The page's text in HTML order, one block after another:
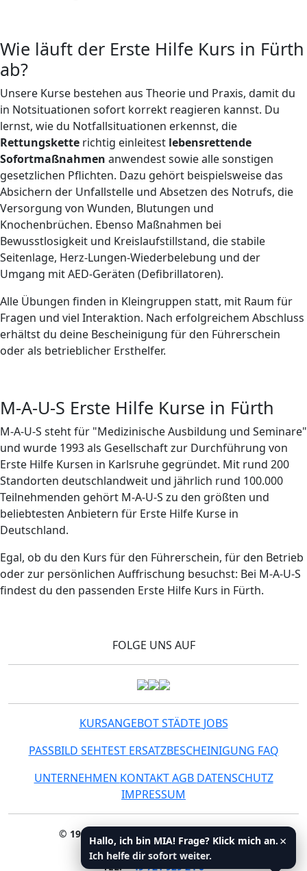
Wie läuft der Erste Hilfe Kurs in Fürth
ab?
Unsere Kurse bestehen aus Theorie und Praxis, damit du
in Notsituationen sofort korrekt reagieren kannst. Du
lernst, wie du Notfallsituationen erkennst, die
Rettungskette richtig einleitest lebensrettende
Sofortmaßnahmen anwendest sowie alle sonstigen
gesetzlichen Pflichten. Dazu gehört beispielsweise das
Absichern der Unfallstelle und Absetzen des Notrufs, die
Versorgung von Wunden, Blutungen und
Knochenbrüchen. Ebenso Maßnahmen bei
Bewusstlosigkeit und Kreislaufstillstand, die stabile
Seitenlage, Herz-Lungen-Wiederbelebung und der
Umgang mit AED-Geräten (Defibrillatoren).
Alle Übungen finden in Kleingruppen statt, mit Raum für
Fragen und viel Interaktion. Nach erfolgreichem Abschluss
erhältst du deine Bescheinigung für den Führerschein
oder als betrieblicher Ersthelfer.
M-A-U-S Erste Hilfe Kurse in Fürth
M-A-U-S steht für "Medizinische Ausbildung und Seminare"
und wurde 1993 als Gesellschaft zur Durchführung von
Erste Hilfe Kursen in Karlsruhe gegründet. Mit rund 200
Standorten deutschlandweit und jährlich rund 100.000
Teilnehmenden gehört M-A-U-S zu den größten und
beliebtesten Anbietern für Erste Hilfe Kurse in
Deutschland.
Egal, ob du den Kurs für den Führerschein, für den Betrieb
oder zur persönlichen Auffrischung besuchst: Bei M-A-U-S
findest du den passenden Erste Hilfe Kurs in Fürth.
FOLGE UNS AUF
KURSANGEBOTSTÄDTE JOBS
PASSBILD SEHTEST ERSATZBESCHEINIGUNG FAQ
UNTERNEHMEN KONTAKTAGB DATENSCHUTZ
IMPRESSUM
© 1993 - 2024
E-MAIL :INFO@ERSTEHILFE.DE
TEL:+ 49 721 929 24 0
Hallo, ich bin MIA! Frage? Klick mich an.
Ich helfe dir sofort weiter.
×